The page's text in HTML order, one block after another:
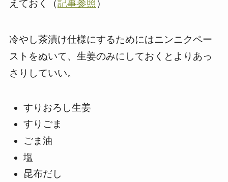
えておく（記事参照 ）
冷やし茶漬け仕様にするためにはニンニクペー
ストをぬいて、生姜のみにしておくとよりあっ
さりしていい。
すりおろし生姜
すりごま
ごま油
塩
昆布だし